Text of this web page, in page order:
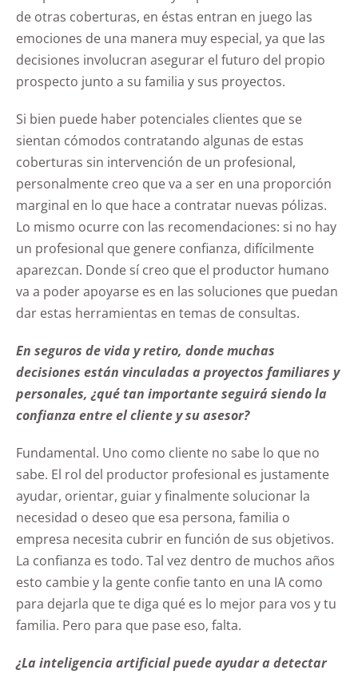
de otras coberturas, en éstas entran en juego las
emociones de una manera muy especial, ya que las
decisiones involucran asegurar el futuro del propio
prospecto junto a su familia y sus proyectos.
Si bien puede haber potenciales clientes que se
sientan cómodos contratando algunas de estas
coberturas sin intervención de un profesional,
personalmente creo que va a ser en una proporción
marginal en lo que hace a contratar nuevas pólizas.
Lo mismo ocurre con las recomendaciones: si no hay
un profesional que genere confianza, difícilmente
aparezcan. Donde sí creo que el productor humano
va a poder apoyarse es en las soluciones que puedan
dar estas herramientas en temas de consultas.
En seguros de vida y retiro, donde muchas
decisiones están vinculadas a proyectos familiares y
personales, ¿qué tan importante seguirá siendo la
confianza entre el cliente y su asesor?
Fundamental. Uno como cliente no sabe lo que no
sabe. El rol del productor profesional es justamente
ayudar, orientar, guiar y finalmente solucionar la
necesidad o deseo que esa persona, familia o
empresa necesita cubrir en función de sus objetivos.
La confianza es todo. Tal vez dentro de muchos años
esto cambie y la gente confie tanto en una IA como
para dejarla que te diga qué es lo mejor para vos y tu
familia. Pero para que pase eso, falta.
¿La inteligencia artificial puede ayudar a detectar